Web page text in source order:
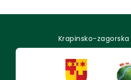
Krapinsko-zagorska